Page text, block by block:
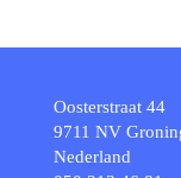
Oosterstraat 44
9711 NV
Nederland